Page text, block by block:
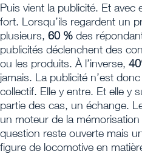
Puis vient la publicité. Et avec
fort. Lorsqu’ils regardent un
plusieurs, 60 % des
publicités déclenchent des
ou les produits. À l’inverse,
jamais. La publicité n’est
collectif. Elle y entre. Et elle y
partie des cas, un échange.
un moteur de la
question reste ouverte mais
figure de locomotive en